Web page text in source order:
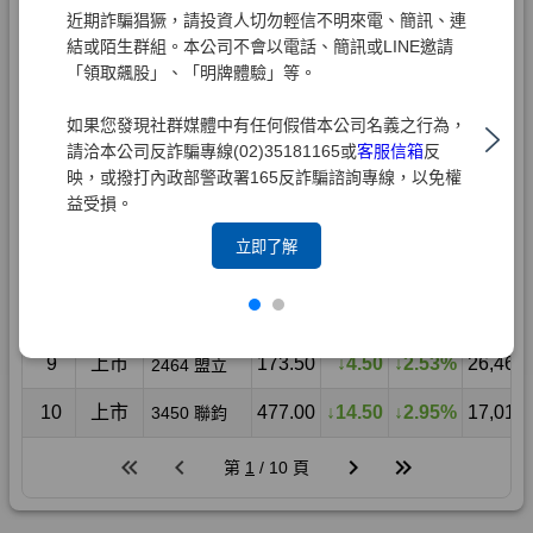
近期詐騙猖獗，請投資人切勿輕信不明來電、簡訊、連
結或陌生群組。本公司不會以電話、簡訊或LINE邀請
「領取飆股」、「明牌體驗」等。
如果您發現社群媒體中有任何假借本公司名義之行為，
請洽本公司反詐騙專線(02)35181165或客服信箱反
映，或撥打內政部警政署165反詐騙諮詢專線，以免權
益受損。
立即了解